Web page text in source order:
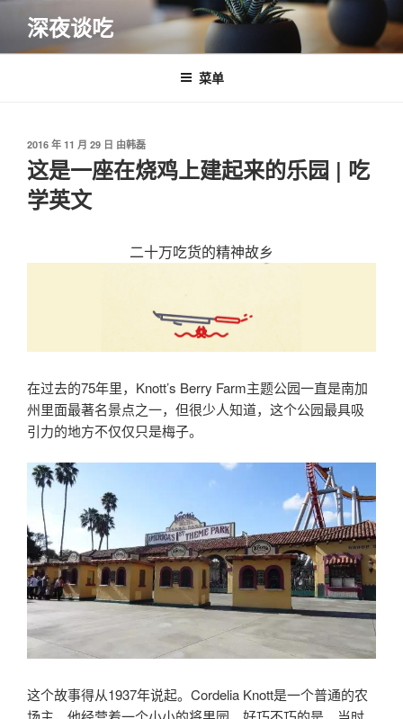
内
深夜谈吃
菜单
发
布
于
2016 年 11 月 29 日 由韩磊
这是一座在烧鸡上建起来的乐园 | 吃
学英文
二十万吃货的精神故乡
在过去的75年里，Knott’s Berry Farm主题公园一直是南加
州里面最著名景点之一，但很少人知道，这个公园最具吸
引力的地方不仅仅只是梅子。
这个故事得从1937年说起。Cordelia Knott是一个普通的农